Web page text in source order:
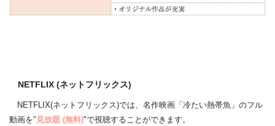
NETFLIX (ネットフリックス)
NETFLIX(ネットフリックス)では、名作映画「冷たい熱帯魚」のフル
動画を" 見放題 (無料)"で視聴することができます。